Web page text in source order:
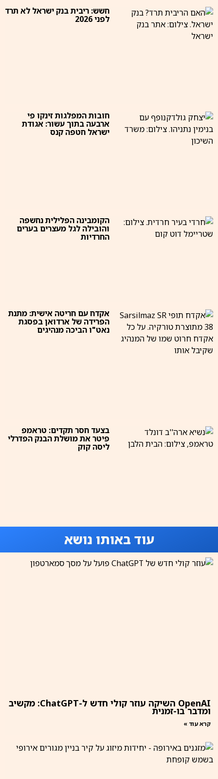
חשש: ריבית בנק ישראל לא תרד
לפני 2026
חובות המפלגות זינקו פי
ארבעה בתוך עשור: אגודת
ישראל חטפה קנס
הקומבינה הפלילית נחשפה
והובילה לגל מעצרים בערים
החרדיות
אקדח עם חריטה אישית: מתנת
הפרידה של ארדואן בפסגת
נאט"ו הביכה מנהיגים
בצעד חסר תקדים: טראמפ
פיטר את מושלת הבנק הפדרלי
ליסה קוק
עוד באותו נושא
OpenAI השיקה עוזר קולי חדש ל-ChatGPT: מקשיב
ומדבר בו-זמנית
קרא עוד »